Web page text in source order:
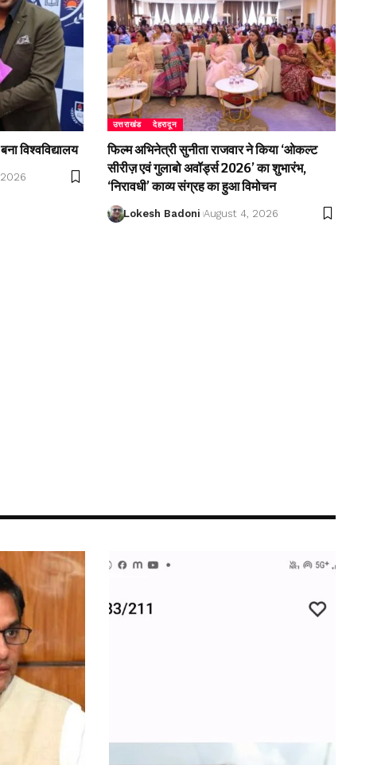
विश्वविद्यालय
उत्तराखंड देहरादून
फिल्म अभिनेत्री सुनीता राजवार ने किया ‘ओकल्ट
सीरीज़ एवं गुलाबो अवॉर्ड्स 2026’ का शुभारंभ,
‘निरावधी’ काव्य संग्रह का हुआ विमोचन
Lokesh Badoni August 4, 2026